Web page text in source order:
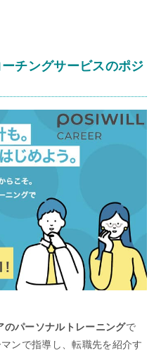
チングサービスのポジ
パーソナルトレーニングで
ンで指導し、転職先を紹介す